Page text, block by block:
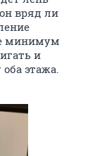
вряд ли
минимум
и
этажа.